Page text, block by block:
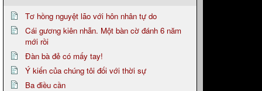
Tơ hồng nguyệt lão với hôn nhân tự do
Cái gương kiên nhẫn. Một bàn cờ đánh 6 năm
mới rồi
Đàn bà đẻ có mấy tay!
Ý kiến của chúng tôi đối với thời sự
Ba điều cần